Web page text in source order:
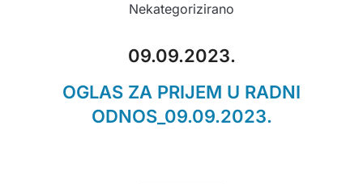
Nekategorizirano
09.09.2023.
OGLAS ZA PRIJEM U RADNI
ODNOS_09.09.2023.